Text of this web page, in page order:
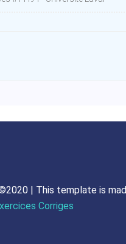
| This template is
Corriges